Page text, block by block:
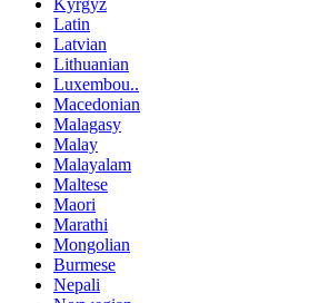
Kyrgyz
Latin
Latvian
Lithuanian
Luxembou..
Macedonian
Malagasy
Malay
Malayalam
Maltese
Maori
Marathi
Mongolian
Burmese
Nepali